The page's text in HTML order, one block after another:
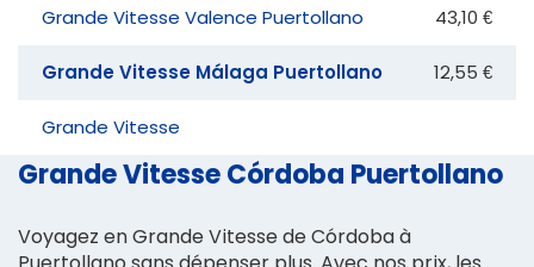
Grande Vitesse Valence Puertollano 43,10 €
Grande Vitesse Málaga Puertollano 12,55 €
Grande Vitesse
Grande Vitesse Córdoba Puertollano
Voyagez en Grande Vitesse de Córdoba à